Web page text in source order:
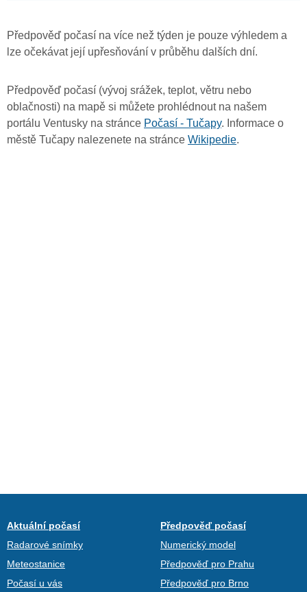
Předpověď počasí na více než týden je pouze výhledem a
lze očekávat její upřesňování v průběhu dalších dní.
Předpověď počasí (vývoj srážek, teplot, větru nebo
oblačnosti) na mapě si můžete prohlédnout na našem
portálu Ventusky na stránce Počasí - Tučapy. Informace o
městě Tučapy nalezenete na stránce Wikipedie.
Aktuální počasí
Radarové snímky
Meteostanice
Počasí u vás
Předpověď počasí
Numerický model
Předpověď pro Prahu
Předpověď pro Brno